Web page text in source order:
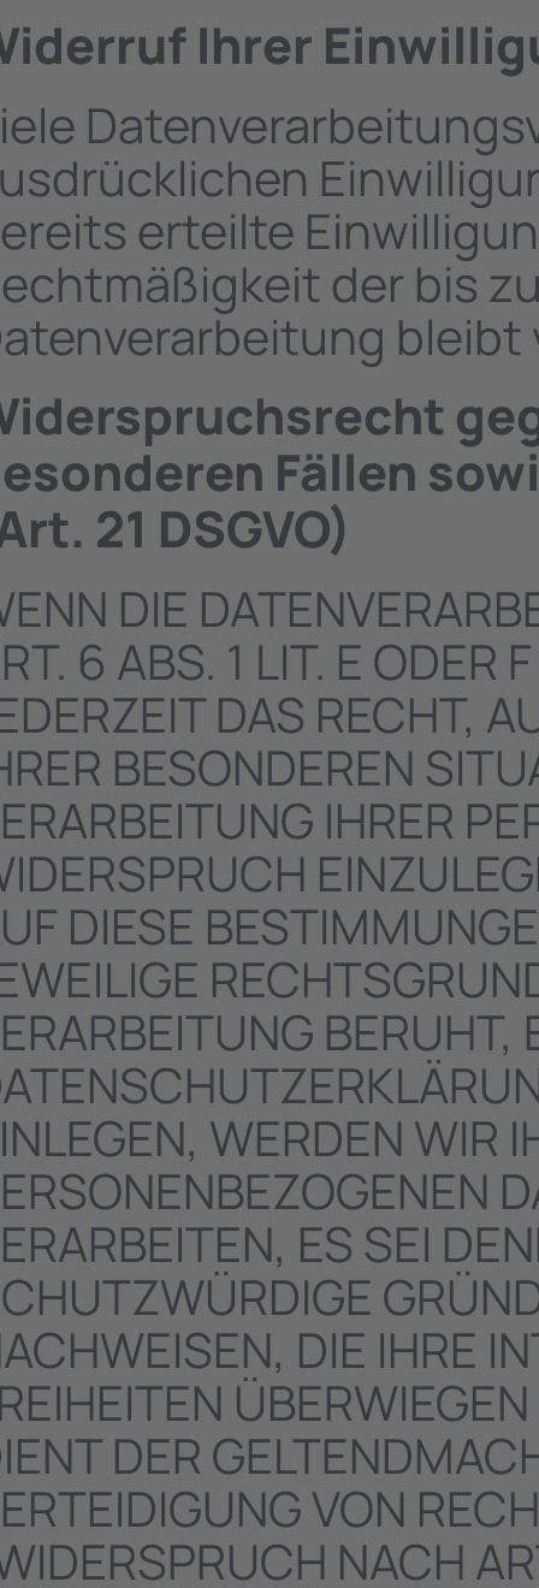
Ihrer
erteilte
der bis
Fällen
21 DSGVO)
DIE
6 ABS. 1 LIT. E ODER
DAS RECHT,
BESONDEREN
IHRER
DIESE
BERUHT,
WERDEN WIR
ES SEI
DIE IHRE
DER
VON
NACH